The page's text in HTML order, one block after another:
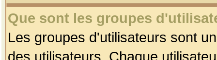
Que sont les groupes
Les groupes d'utilisateurs sont
des utilisateurs. Chaque